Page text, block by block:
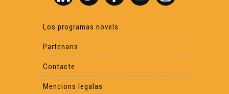
Los programas novels
Partenaris
Contacte
Mencions legalas